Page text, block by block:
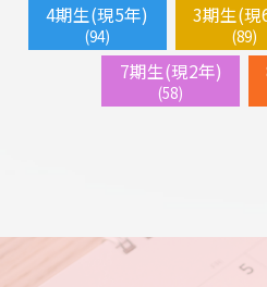
4期生(現5年)
(94)
3期生(現
(89)
7期生(現2年)
(58)